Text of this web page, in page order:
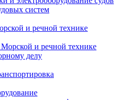
систем
и речной технике
и речной технике
делу